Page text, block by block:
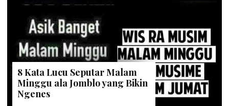
8 Kata Lucu Seputar Malam
Minggu ala Jomblo yang Bikin
Ngenes